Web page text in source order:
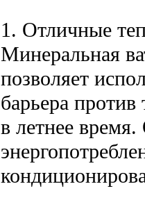
1. Отличные
Минеральная
позволяет
барьера
в летнее